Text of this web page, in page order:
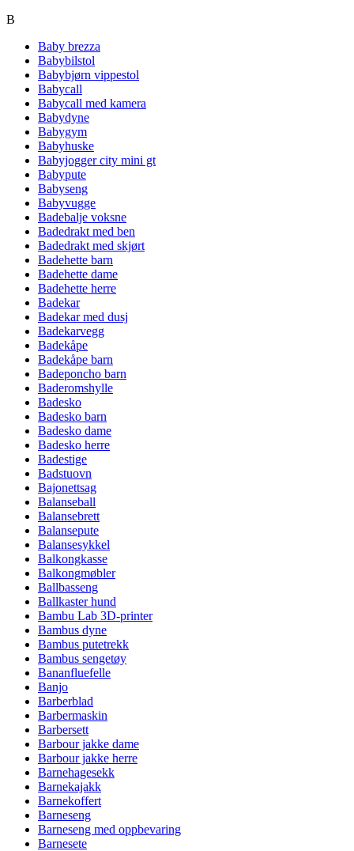
B
Baby brezza
Babybilstol
Babybjørn vippestol
Babycall
Babycall med kamera
Babydyne
Babygym
Babyhuske
Babyjogger city mini gt
Babypute
Babyseng
Babyvugge
Badebalje voksne
Badedrakt med ben
Badedrakt med skjørt
Badehette barn
Badehette dame
Badehette herre
Badekar
Badekar med dusj
Badekarvegg
Badekåpe
Badekåpe barn
Badeponcho barn
Baderomshylle
Badesko
Badesko barn
Badesko dame
Badesko herre
Badestige
Badstuovn
Bajonettsag
Balanseball
Balansebrett
Balansepute
Balansesykkel
Balkongkasse
Balkongmøbler
Ballbasseng
Ballkaster hund
Bambu Lab 3D-printer
Bambus dyne
Bambus putetrekk
Bambus sengetøy
Bananfluefelle
Banjo
Barberblad
Barbermaskin
Barbersett
Barbour jakke dame
Barbour jakke herre
Barnehagesekk
Barnekajakk
Barnekoffert
Barneseng
Barneseng med oppbevaring
Barnesete